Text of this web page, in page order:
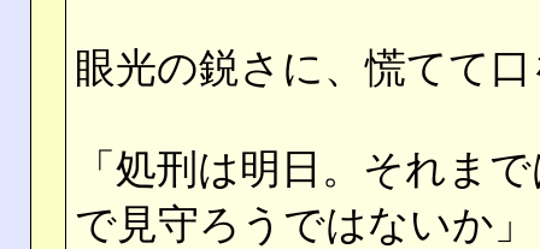
眼光の鋭さに、慌てて
「処刑は明日。それま
で見守ろうではないか」